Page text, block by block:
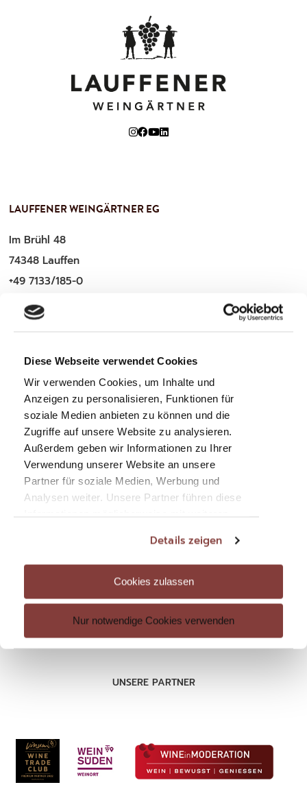
Diese Webseite verwendet Cookies
Wir verwenden Cookies, um Inhalte und
Anzeigen zu personalisieren, Funktionen für
soziale Medien anbieten zu können und die
Zugriffe auf unsere Website zu analysieren.
Außerdem geben wir Informationen zu Ihrer
Verwendung unserer Website an unsere
Partner für soziale Medien, Werbung und
Analysen weiter. Unsere Partner führen diese
haben oder die sie im Rahmen Ihrer Nutzung
der Dienste gesammelt haben. Sie geben
Einwilligung zu unseren Cookies, wenn Sie
unsere Webseite weiterhin nutzen.
Details zeigen
Cookies zulassen
Nur notwendige Cookies verwenden
LAUFFENER WEINGÄRTNER EG
Im Brühl 48
74348 Lauffen
+49 7133/185-0
service@lauffener-wein.de
Zahlung & Versand
Mitglieder-Login
RECHTLICHES
UNSERE PARTNER